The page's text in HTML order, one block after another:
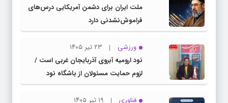
ملت ایران برای دشمن آمریکایی درس‌های
فراموش‌نشدنی دارد
ورزشی
۲۳ تیر ۱۴۰۵
نود ارومیه آبروی آذربایجان غربی است /
لزوم حمایت مسئولان از باشگاه نود
فناوری
۱۹ تیر ۱۴۰۵